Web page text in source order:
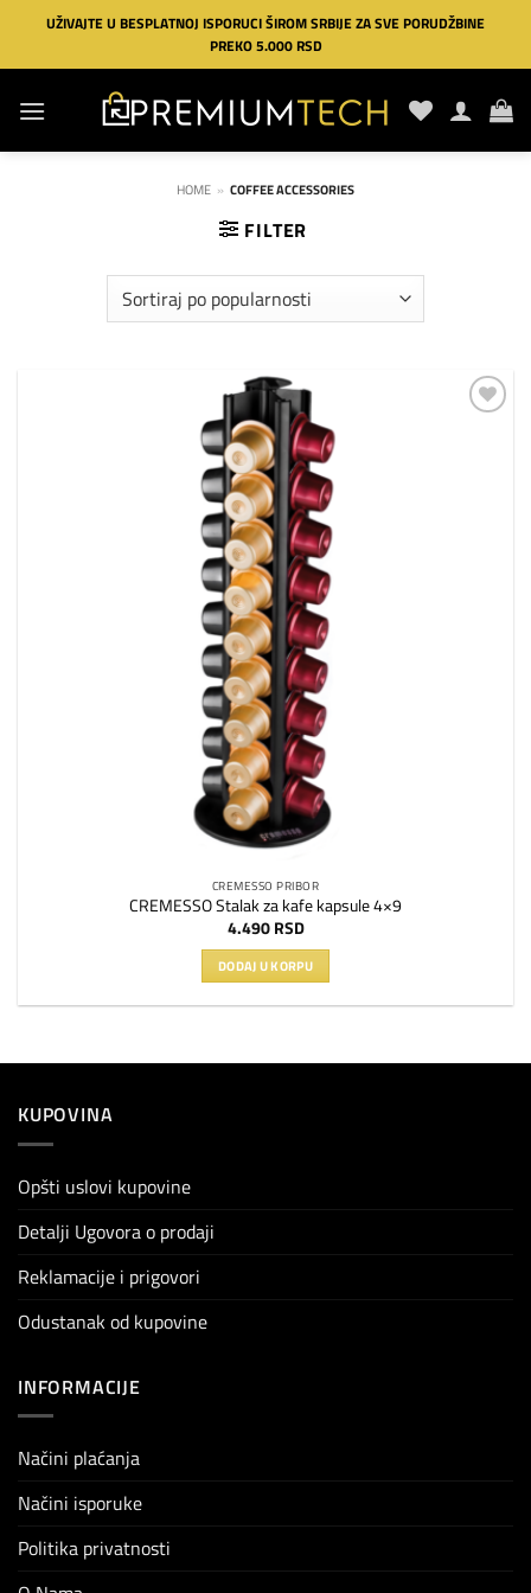
Preskoči
sadržaj
UŽIVAJTE U BESPLATNOJ ISPORUCI ŠIROM SRBIJE ZA SVE PORUDŽBINE
PREKO 5.000 RSD
HOME » COFFEE ACCESSORIES
FILTER
CREMESSO PRIBOR
CREMESSO Stalak za kafe kapsule 4×9
4.490 RSD
DODAJ U KORPU
KUPOVINA
Opšti uslovi kupovine
Detalji Ugovora o prodaji
Reklamacije i prigovori
Odustanak od kupovine
INFORMACIJE
Načini plaćanja
Načini isporuke
Politika privatnosti